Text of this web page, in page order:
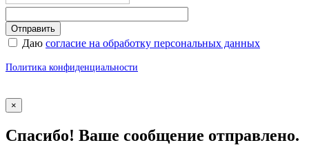
Даю согласие на обработку персональных данных
Политика конфиденциальности
×
Спасибо! Ваше сообщение отправлено.